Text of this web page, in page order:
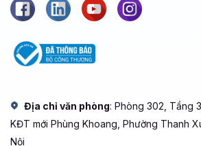
Địa chỉ văn phòng: Phòng 302, Tầng
KĐT mới Phùng Khoang, Phường Thanh
Nội